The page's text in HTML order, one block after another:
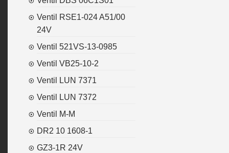
Ventil RSE1-024 A51/00
24V
Ventil 521VS-13-0985
Ventil VB25-10-2
Ventil LUN 7371
Ventil LUN 7372
Ventil M-M
DR2 10 1608-1
GZ3-1R 24V